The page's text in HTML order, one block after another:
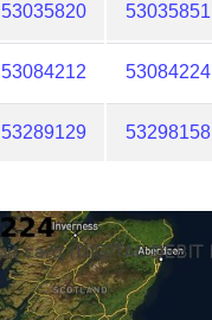
53035820 53035851
53084212 53084224
53289129 53298158